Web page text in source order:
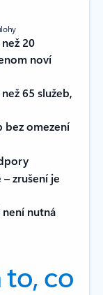
20
noví
65 služeb,
bez omezení
zrušení je
nutná
to, co